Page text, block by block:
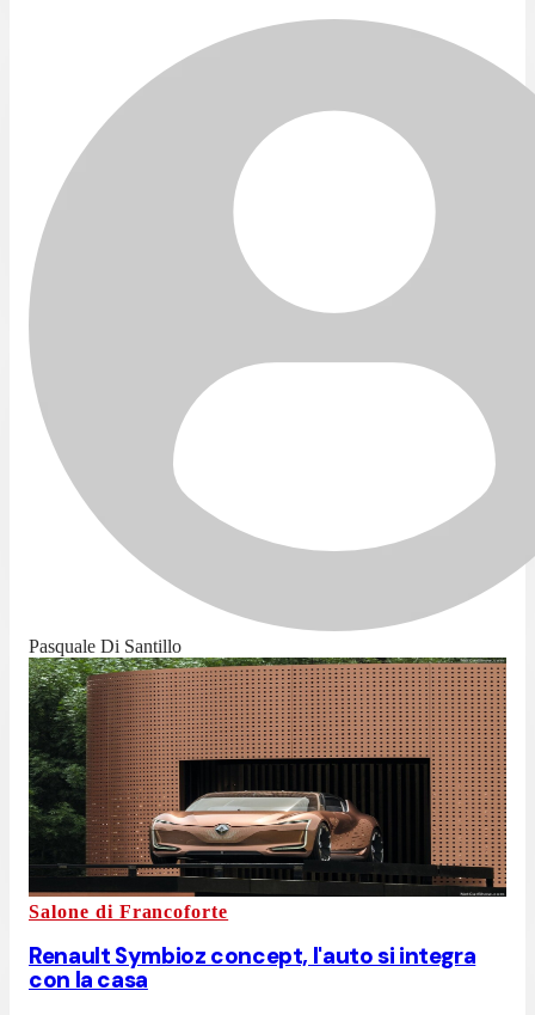
Pasquale Di Santillo
Salone di Francoforte
Renault Symbioz concept, l'auto si integra
con la casa